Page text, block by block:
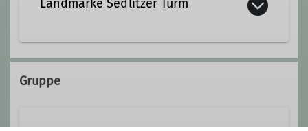
Landmarke Sedlitzer Turm
https://sedlitzer-
Gruppe